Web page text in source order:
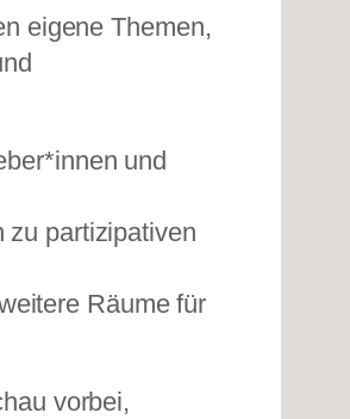
eigene Themen,
und
partizipativen
Räume für
vorbei,